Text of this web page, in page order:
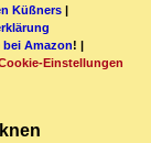
Küßners |
bei Amazon! |
Einstellungen